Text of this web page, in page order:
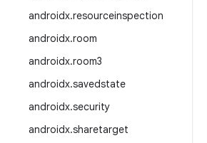
androidx.resourceinspection
androidx.room
androidx.room3
androidx.savedstate
androidx.security
androidx.sharetarget